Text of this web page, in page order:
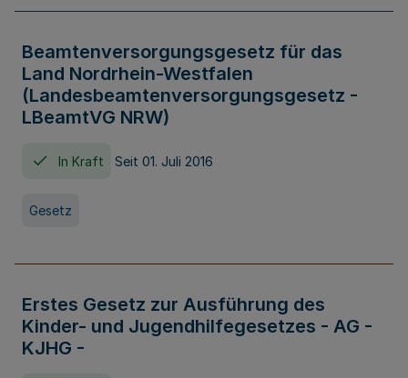
Beamtenversorgungsgesetz für das
Land Nordrhein-Westfalen
(Landesbeamtenversorgungsgesetz -
LBeamtVG NRW)
In Kraft Seit 01. Juli 2016
Gesetz
Erstes Gesetz zur Ausführung des
Kinder- und Jugendhilfegesetzes - AG -
KJHG -